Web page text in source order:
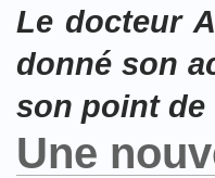
Le docteur
donné son
son point de
Une